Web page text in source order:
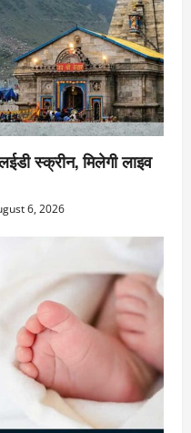
स्क्रीन, मिलेगी लाइव
6, 2026